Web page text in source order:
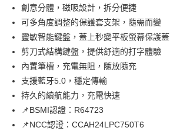
ATM付款
運送方式
全家取貨付款
每筆NT$65，滿NT$690(含以上)免運費
付款後全家取貨
每筆NT$65，滿NT$690(含以上)免運費
7-11取貨付款
創意分體，磁吸設計，拆分便捷
可多角度調整的保護套支架，隨需而變
靈敏智能鍵盤，蓋上秒變平板螢幕保護蓋
剪刀式結構鍵盤，提供舒適的打字體驗
內置筆槽，充電無阻，隨放隨充
支援藍牙5.0，穩定傳輸
持久的續航能力，充電快速
📌BSMI認證：R64723
📌NCC認證：CCAH24LPC750T6